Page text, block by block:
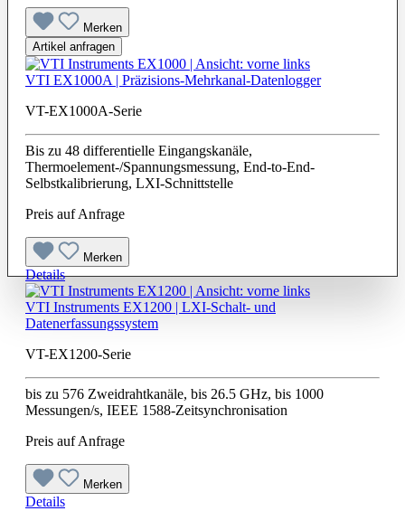
Merken
Artikel anfragen
VTI EX1000A | Präzisions-Mehrkanal-Datenlogger
VT-EX1000A-Serie
Bis zu 48 differentielle Eingangskanäle,
Thermoelement-/Spannungsmessung, End-to-End-
Selbstkalibrierung, LXI-Schnittstelle
Preis auf Anfrage
Merken
Details
VTI Instruments EX1200 | LXI-Schalt- und
Datenerfassungssystem
VT-EX1200-Serie
bis zu 576 Zweidrahtkanäle, bis 26.5 GHz, bis 1000
Messungen/s, IEEE 1588-Zeitsynchronisation
Preis auf Anfrage
Merken
Details